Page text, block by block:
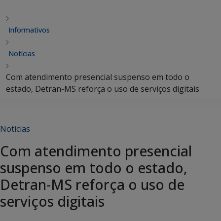
Informativos
Notícias
Com atendimento presencial suspenso em todo o
estado, Detran-MS reforça o uso de serviços digitais
Notícias
Com atendimento presencial
suspenso em todo o estado,
Detran-MS reforça o uso de
serviços digitais